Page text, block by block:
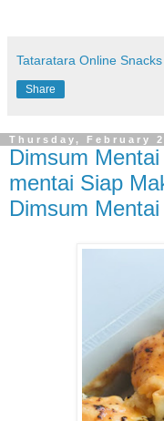
Tataratara Online Snacks
Share
Thursday, February
Dimsum
mentai Siap
Dimsum